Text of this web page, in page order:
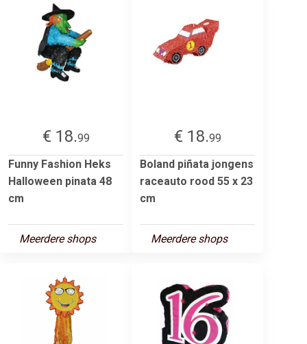
€ 18.99
Funny Fashion Heks
Halloween pinata 48
cm
Meerdere shops
€ 18.99
Boland piñata jongens
raceauto rood 55 x 23
cm
Meerdere shops